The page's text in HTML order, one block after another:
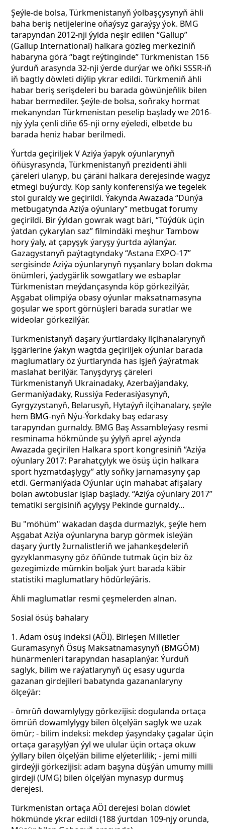
Şeýle-de bolsa, Türkmenistanyň ýolbaşçysynyň ähli
baha beriş netijelerine oňaýsyz garaýşy ýok. BMG
tarapyndan 2012-nji ýylda neşir edilen “Gallup”
(Gallup International) halkara gözleg merkeziniň
habaryna görä “bagt reýtinginde” Türkmenistan 156
ýurduň arasynda 32-nji ýerde durýar we öňki SSSR-iň
iň bagtly döwleti diýlip ykrar edildi. Türkmeniň ähli
habar beriş serişdeleri bu barada göwünjeňlik bilen
habar bermediler. Şeýle-de bolsa, soňraky hormat
mekanyndan Türkmenistan peselip başlady we 2016-
njy ýyla çenli diňe 65-nji orny eýeledi, elbetde bu
barada heniz habar berilmedi.
Ýurtda geçiriljek V Aziýa ýapyk oýunlarynyň
öňüsyrasynda, Türkmenistanyň prezidenti ähli
çäreleri ulanyp, bu çäräni halkara derejesinde wagyz
etmegi buýurdy. Köp sanly konferensiýa we tegelek
stol guraldy we geçirildi. Ýakynda Awazada “Dünýä
metbugatynda Aziýa oýunlary” metbugat forumy
geçirildi. Bir ýyldan gowrak wagt bäri, “Tüýdük üçin
ýatdan çykarylan saz” filmindäki meşhur Tambow
hory ýaly, at çapyşyk ýaryşy ýurtda aýlanýar.
Gazagystanyň paýtagtyndaky “Astana EXPO-17”
sergisinde Aziýa oýunlarynyň nyşanlary bolan dokma
önümleri, ýadygärlik sowgatlary we esbaplar
Türkmenistan meýdançasynda köp görkezilýär,
Aşgabat olimpiýa obasy oýunlar maksatnamasyna
goşular we sport görnüşleri barada suratlar we
wideolar görkezilýär.
Türkmenistanyň daşary ýurtlardaky ilçihanalarynyň
işgärlerine ýakyn wagtda geçiriljek oýunlar barada
maglumatlary öz ýurtlarynda has işjeň ýaýratmak
maslahat berilýär. Tanyşdyryş çäreleri
Türkmenistanyň Ukrainadaky, Azerbaýjandaky,
Germaniýadaky, Russiýa Federasiýasynyň,
Gyrgyzystanyň, Belarusyň, Hytaýyň ilçihanalary, şeýle
hem BMG-nyň Nýu-Ýorkdaky baş edarasy
tarapyndan gurnaldy. BMG Baş Assambleýasy resmi
resminama hökmünde şu ýylyň aprel aýynda
Awazada geçirilen Halkara sport kongresiniň “Aziýa
oýunlary 2017: Parahatçylyk we ösüş üçin halkara
sport hyzmatdaşlygy” atly soňky jarnamasyny çap
etdi. Germaniýada Oýunlar üçin mahabat afişalary
bolan awtobuslar işläp başlady. “Aziýa oýunlary 2017”
tematiki sergisiniň açylyşy Pekindegurnaldy...
Bu "möhüm" wakadan daşda durmazlyk, şeýle hem
Aşgabat Aziýa oýunlaryna baryp görmek isleýän
daşary ýurtly žurnalistleriň we jahankeşdeleriň
gyzyklanmasyny göz öňünde tutmak üçin biz öz
gezegimizde mümkin boljak ýurt barada käbir
statistiki maglumatlary hödürleýäris.
Ähli maglumatlar resmi çeşmelerden alnan.
Sosial ösüş bahalary
1. Adam ösüş indeksi (AÖI). Birleşen Milletler
Guramasynyň Ösüş Maksatnamasynyň (BMGÖM)
hünärmenleri tarapyndan hasaplanýar. Ýurduň
saglyk, bilim we raýatlarynyň üç esasy ugurda
gazanan girdejileri babatynda gazananlaryny
ölçeýär:
- ömrüň dowamlylygy görkezijisi: dogulanda ortaça
ömrüň dowamlylygy bilen ölçelýän saglyk we uzak
ömür; - bilim indeksi: mekdep ýaşyndaky çagalar üçin
ortaça garaşylýan ýyl we ulular üçin ortaça okuw
ýyllary bilen ölçelýän bilime elýeterlilik; - jemi milli
girdeýji görkezijisi: adam başyna düşýän umumy milli
girdeji (UMG) bilen ölçelýän mynasyp durmuş
derejesi.
Türkmenistan ortaça AÖI derejesi bolan döwlet
hökmünde ykrar edildi (188 ýurtdan 109-njy orunda,